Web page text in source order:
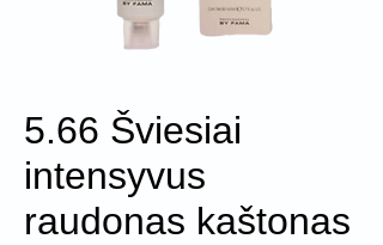
5.66 Šviesiai
intensyvus
raudonas kaštonas